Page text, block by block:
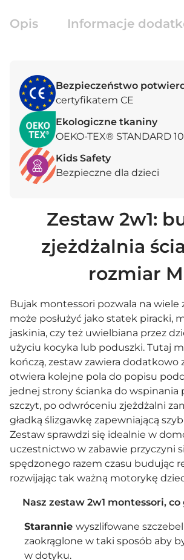
Opis Informacje
Bezpieczeństwo
certyfikatem CE
Ekologiczne tkaniny
OEKO-TEX® STANDARD
Kids Safety
Bezpieczne dla dzieci
Zestaw 2w1:
zjeżdżalnia
rozmiar M
Bujak montessori pozwala na wiele
może posłużyć jako statek piracki,
jaskinia, czy też uwielbiana przez
użyciu kocyka lub poduszki. Tutaj
kończą, zestaw zawiera dodatkowo
otwiera kolejne pola do popisu
jednej strony ścianka do wspinania
szczyt, po odwróceniu zjeżdżalni
gładką ślizgawkę zapewniającą
Zestaw sprawdzi się idealnie w
uczestnictwo w zabawie przyczyni
spędzonego razem czasu budując
rozwijając tak ważną motorykę
Nasz zestaw 2w1 montessori,
Starannie wyszlifowane
zaokrąglone w taki sposób aby
w dotyku.